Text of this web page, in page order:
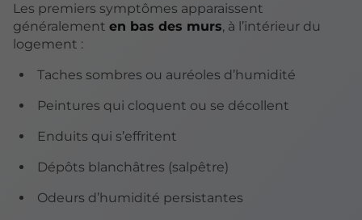
Les premiers symptômes apparaissent
généralement en bas des murs, à l’intérieur du
logement :
Taches sombres ou auréoles d’humidité
Peintures qui cloquent ou se décollent
Enduits qui s’effritent
Dépôts blanchâtres (salpêtre)
Odeurs d’humidité persistantes